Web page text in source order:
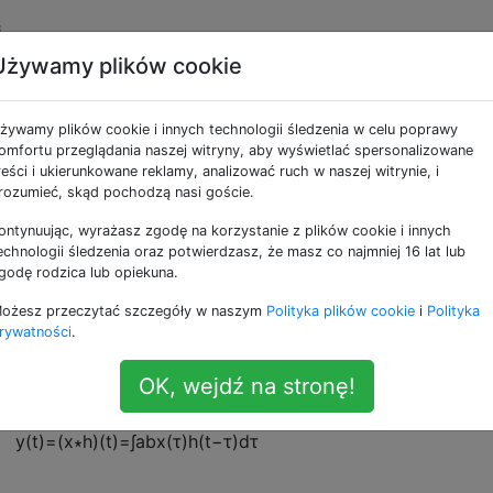
przez obwód
mam dobrą wiedzę na temat splotu i DSP.
splot tylko za pomocą obwodu analogowego (bez
byłyby ograniczenia?
to przy użyciu tylko obwodu analogowego:
= ∫
b
x(τ) h( t - τ)dτ
y(t) =(x∗h)(t) =∫abx(τ)h(t−τ)dτ
plików cookie
plików cookie i innych technologii śledzenia w celu poprawy
przeglądania naszej witryny, aby wyświetlać spersonalizowane
i ukierunkowane reklamy, analizować ruch w naszej witrynie, i
skąd pochodzą nasi goście.
wyrażasz zgodę na korzystanie z plików cookie i innych
śledzenia oraz potwierdzasz, że masz co najmniej 16 lat lub
rodzica lub opiekuna.
przeczytać szczegóły w naszym Polityka plików cookie i Polityka
.
OK, wejdź na stronę!